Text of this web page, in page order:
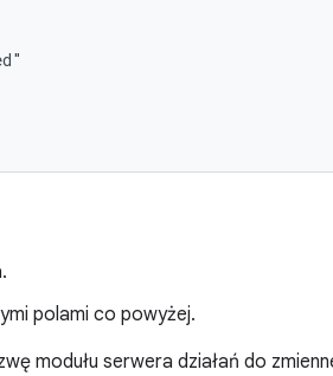
polami co powyżej.
modułu serwera działań do